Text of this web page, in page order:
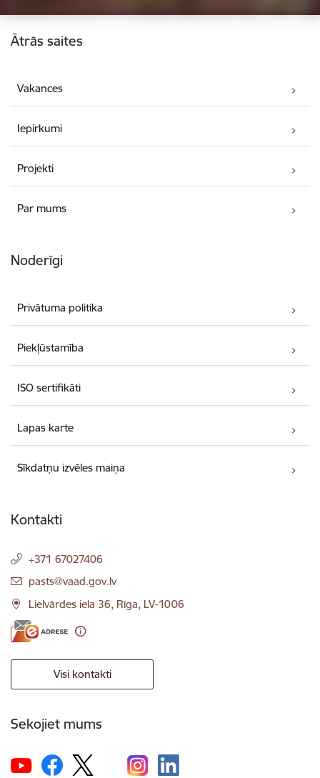
Kājene
Ātrās saites
Vakances
Iepirkumi
Projekti
Par mums
Noderīgi
Privātuma politika
Piekļūstamība
ISO sertifikāti
Lapas karte
Sīkdatņu izvēles maiņa
Kontakti
+371 67027406
E-pasts:
pasts@vaad.gov.lv
Lielvārdes iela 36, Rīga, LV-1006
Visi kontakti
Sekojiet mums